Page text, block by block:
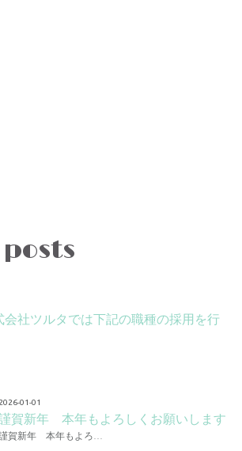
会社ツルタでは下記の職種の採用を行
2026-01-01
賀新年 本年もよろしくお願いします
賀新年 本年もよろ…